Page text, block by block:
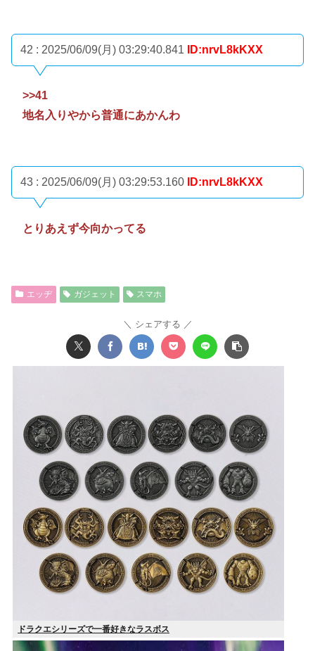
42 : 2025/06/09(月) 03:29:40.841 ID:nrvL8kKXX
>>41
地名入りやから普通にあかんわ
43 : 2025/06/09(月) 03:29:53.160 ID:nrvL8kKXX
とりあえず今向かってる
エッヂ ガジェット スマホ
シェアする
ドラクエシリーズで一番好きなラスボス